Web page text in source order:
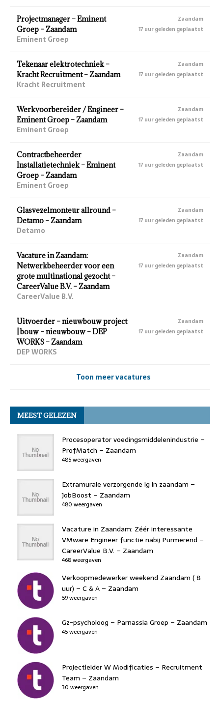
Projectmanager – Eminent
Groep – Zaandam
Eminent Groep
Zaandam
17 uur geleden geplaatst
Tekenaar elektrotechniek –
Kracht Recruitment – Zaandam
Kracht Recruitment
Zaandam
17 uur geleden geplaatst
Werkvoorbereider / Engineer –
Eminent Groep – Zaandam
Eminent Groep
Zaandam
17 uur geleden geplaatst
Contractbeheerder
Installatietechniek – Eminent
Groep – Zaandam
Eminent Groep
Zaandam
17 uur geleden geplaatst
Glasvezelmonteur allround –
Detamo – Zaandam
Detamo
Zaandam
17 uur geleden geplaatst
Vacature in Zaandam:
Netwerkbeheerder voor een
grote multinational gezocht –
CareerValue B.V. – Zaandam
CareerValue B.V.
Zaandam
17 uur geleden geplaatst
Uitvoerder – nieuwbouw project
| bouw – nieuwbouw – DEP
WORKS – Zaandam
DEP WORKS
Zaandam
17 uur geleden geplaatst
Toon meer vacatures
MEEST GELEZEN
Procesoperator voedingsmiddelenindustrie –
ProfMatch – Zaandam
485 weergaven
Extramurale verzorgende ig in zaandam –
JobBoost – Zaandam
480 weergaven
Vacature in Zaandam: Zéér interessante
VMware Engineer functie nabij Purmerend –
CareerValue B.V. – Zaandam
468 weergaven
Verkoopmedewerker weekend Zaandam ( 8
uur) – C & A – Zaandam
59 weergaven
Gz-psycholoog – Parnassia Groep – Zaandam
45 weergaven
Projectleider W Modificaties – Recruitment
Team – Zaandam
30 weergaven